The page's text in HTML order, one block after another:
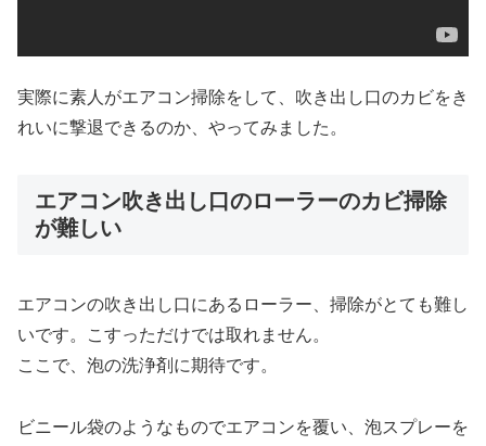
実際に素人がエアコン掃除をして、吹き出し口のカビをき
れいに撃退できるのか、やってみました。
エアコン吹き出し口のローラーのカビ掃除
が難しい
エアコンの吹き出し口にあるローラー、掃除がとても難し
いです。こすっただけでは取れません。
ここで、泡の洗浄剤に期待です。
ビニール袋のようなものでエアコンを覆い、泡スプレーを